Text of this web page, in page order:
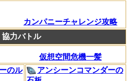
カンパニーチャレンジ攻略
協力バトル
仮想空間危機一髪
のル
アンシーンコマンダーの